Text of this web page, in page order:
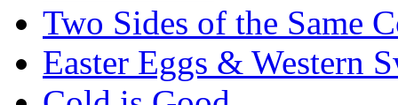
Two Sides of the Same
Easter Eggs & Western